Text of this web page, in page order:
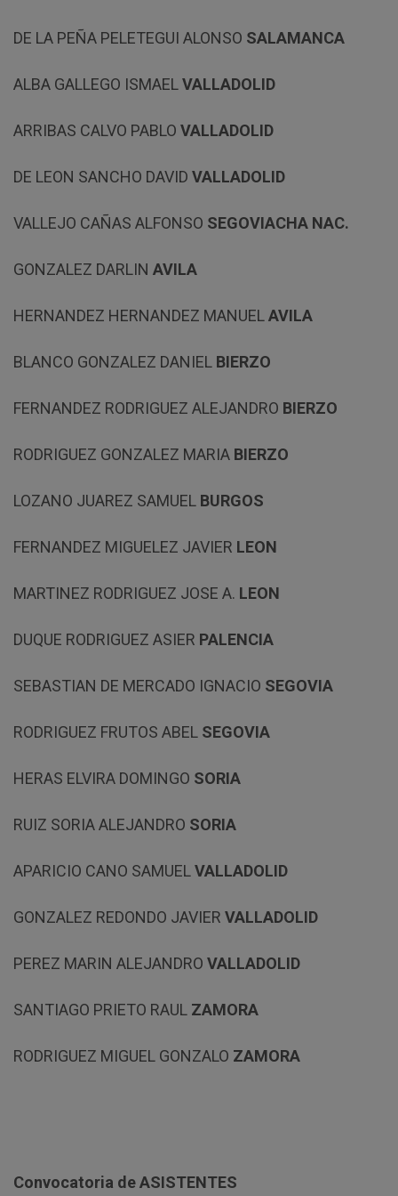
DE LA PEÑA PELETEGUI ALONSO SALAMANCA
ALBA GALLEGO ISMAEL VALLADOLID
ARRIBAS CALVO PABLO VALLADOLID
DE LEON SANCHO DAVID VALLADOLID
VALLEJO CAÑAS ALFONSO SEGOVIACHA NAC.
GONZALEZ DARLIN AVILA
HERNANDEZ HERNANDEZ MANUEL AVILA
BLANCO GONZALEZ DANIEL BIERZO
FERNANDEZ RODRIGUEZ ALEJANDRO BIERZO
RODRIGUEZ GONZALEZ MARIA BIERZO
LOZANO JUAREZ SAMUEL BURGOS
FERNANDEZ MIGUELEZ JAVIER LEON
MARTINEZ RODRIGUEZ JOSE A. LEON
DUQUE RODRIGUEZ ASIER PALENCIA
SEBASTIAN DE MERCADO IGNACIO SEGOVIA
RODRIGUEZ FRUTOS ABEL SEGOVIA
HERAS ELVIRA DOMINGO SORIA
RUIZ SORIA ALEJANDRO SORIA
APARICIO CANO SAMUEL VALLADOLID
GONZALEZ REDONDO JAVIER VALLADOLID
PEREZ MARIN ALEJANDRO VALLADOLID
SANTIAGO PRIETO RAUL ZAMORA
RODRIGUEZ MIGUEL GONZALO ZAMORA
Convocatoria de ASISTENTES